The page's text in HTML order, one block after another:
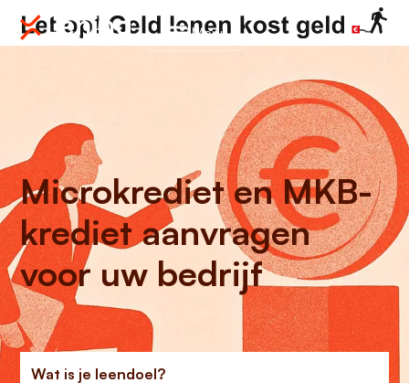
Menu
Microkrediet en MKB-
krediet aanvragen
voor uw bedrijf
Wat is je leendoel?